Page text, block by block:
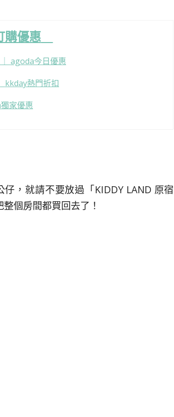
購優惠
agoda今日優惠
kkday熱門折扣
家優惠
，就請不要放過「KIDDY LAND 原宿
個房間都買回去了！